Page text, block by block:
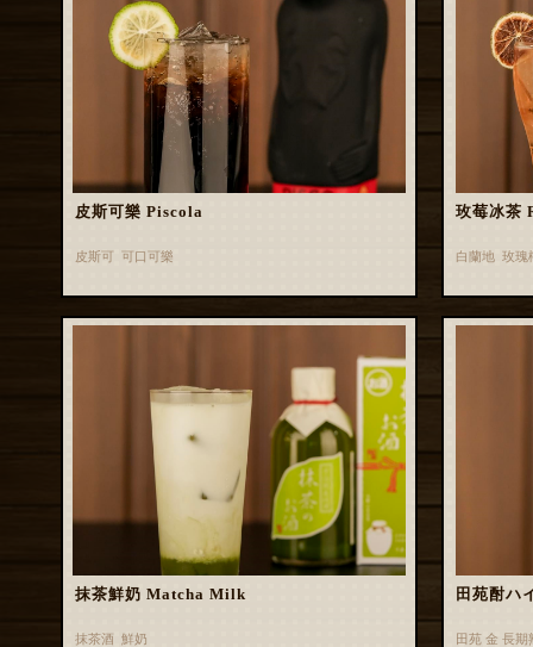
皮斯可樂 Piscola
皮斯可 可口可樂
玫莓冰茶
白蘭地 玫瑰
抹茶鮮奶 Matcha Milk
抹茶酒 鮮奶
田苑酎ハ
田苑 金 長